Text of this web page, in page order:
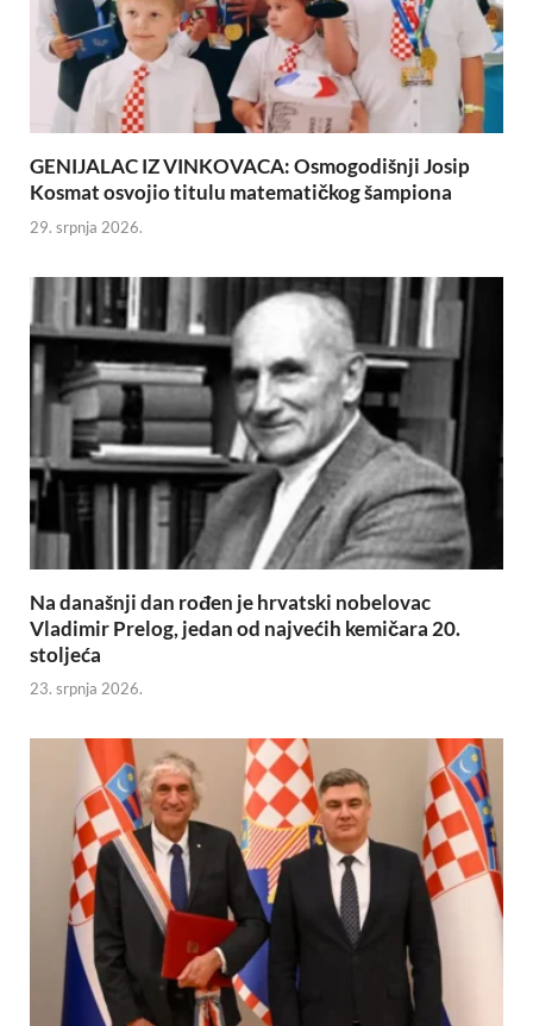
GENIJALAC IZ VINKOVACA: Osmogodišnji Josip
Kosmat osvojio titulu matematičkog šampiona
29. srpnja 2026.
Na današnji dan rođen je hrvatski nobelovac
Vladimir Prelog, jedan od najvećih kemičara 20.
stoljeća
23. srpnja 2026.